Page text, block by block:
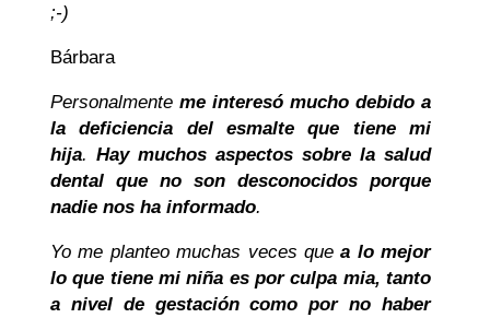
;-)
Bárbara
Personalmente me interesó mucho debido a
la deficiencia del esmalte que tiene mi
hija. Hay muchos aspectos sobre la salud
dental que no son desconocidos porque
nadie nos ha informado.
Yo me planteo muchas veces quea lo mejor
lo que tiene mi niña es por culpa mia, tanto
a nivel de gestación como por no haber